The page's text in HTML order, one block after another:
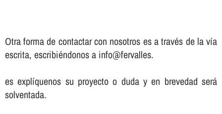
Otra forma de contactar con nosotros es a través de la vía
escrita, escribiéndonos a info@fervalles.
es explíquenos su proyecto o duda y en brevedad será
solventada.